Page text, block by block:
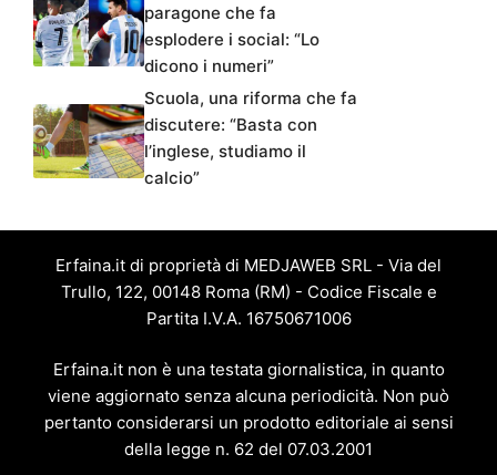
paragone che fa
esplodere i social: “Lo
dicono i numeri”
Scuola, una riforma che fa
discutere: “Basta con
l’inglese, studiamo il
calcio”
Erfaina.it di proprietà di MEDJAWEB SRL - Via del
Trullo, 122, 00148 Roma (RM) - Codice Fiscale e
Partita I.V.A. 16750671006
Erfaina.it non è una testata giornalistica, in quanto
viene aggiornato senza alcuna periodicità. Non può
pertanto considerarsi un prodotto editoriale ai sensi
della legge n. 62 del 07.03.2001